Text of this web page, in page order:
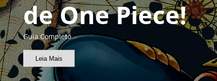
de One Piece!
Guia Completo
Leia Mais